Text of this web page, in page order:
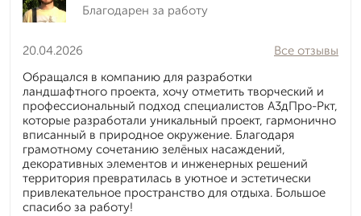
Благодарен за работу
20.04.2026
Все отзывы
Обращался в компанию для разработки
ландшафтного проекта, хочу отметить творческий и
профессиональный подход специалистов А3дПро-Ркт,
которые разработали уникальный проект, гармонично
вписанный в природное окружение. Благодаря
грамотному сочетанию зелёных насаждений,
декоративных элементов и инженерных решений
территория превратилась в уютное и эстетически
привлекательное пространство для отдыха. Большое
спасибо за работу!